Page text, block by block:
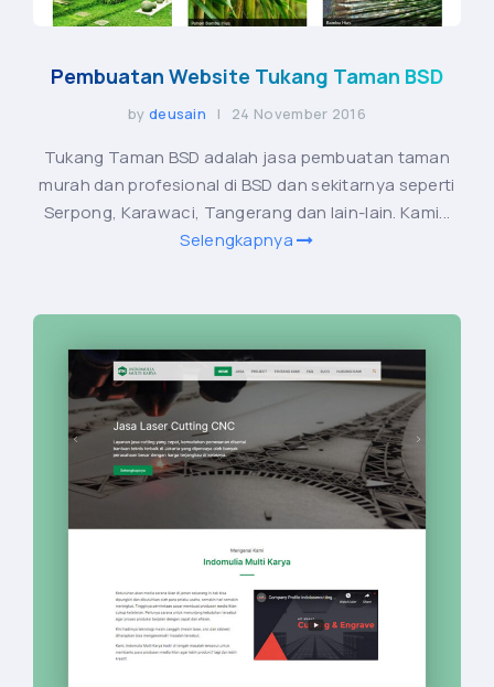
Pembuatan Website Tukang Taman BSD
by deusain | 24 November 2016
Tukang Taman BSD adalah jasa pembuatan taman
murah dan profesional di BSD dan sekitarnya seperti
Serpong, Karawaci, Tangerang dan lain-lain. Kami...
Selengkapnya